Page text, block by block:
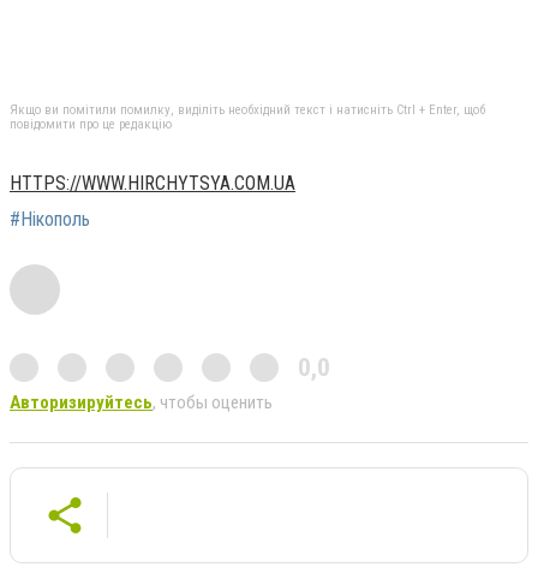
Якщо ви помітили помилку, виділіть необхідний текст і натисніть Ctrl + Enter, щоб
повідомити про це редакцію
HTTPS://WWW.HIRCHYTSYA.COM.UA
#Нікополь
0,0
Авторизируйтесь, чтобы оценить